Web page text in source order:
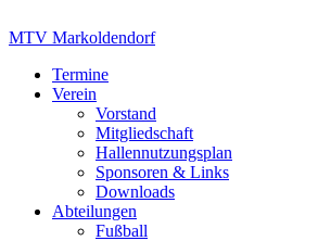
Inhalt
MTV Markoldendorf
Termine
Verein
Vorstand
Mitgliedschaft
Hallennutzungsplan
Sponsoren & Links
Downloads
Abteilungen
Fußball